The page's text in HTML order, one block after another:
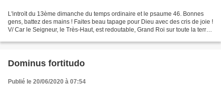
L'introït du 13ème dimanche du temps ordinaire et le psaume 46. Bonnes
gens, battez des mains ! Faites beau tapage pour Dieu avec des cris de joie !
V/ Car le Seigneur, le Très-Haut, est redoutable, Grand Roi sur toute la terre.
Dominus fortitudo
Publié le 20/06/2020 à 07:54